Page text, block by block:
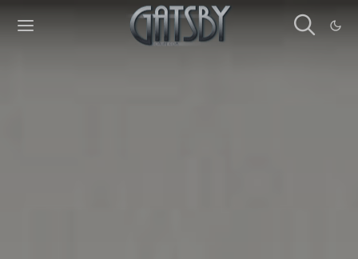
Cookies management panel